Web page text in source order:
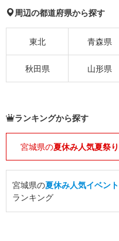
周辺の都道府県から探す
東北 青森県
秋田県 山形県
ランキングから探す
宮城県の夏休み人気夏祭り
宮城県の夏休み人気イベント
ランキング